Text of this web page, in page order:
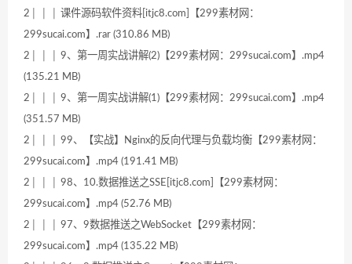
2│ │ │ 课件源码软件资料[itjc8.com]【299素材网：
299sucai.com】.rar (310.86 MB)
2│ │ │ 9、第一周实战讲解(2)【299素材网：299sucai.com】.mp4
(135.21 MB)
2│ │ │ 9、第一周实战讲解(1)【299素材网：299sucai.com】.mp4
(351.57 MB)
2│ │ │ 99、【实战】Nginx的反向代理与负载均衡【299素材网：
299sucai.com】.mp4 (191.41 MB)
2│ │ │ 98、10.数据推送之SSE[itjc8.com]【299素材网：
299sucai.com】.mp4 (52.76 MB)
2│ │ │ 97、9数据推送之WebSocket【299素材网：
299sucai.com】.mp4 (135.22 MB)